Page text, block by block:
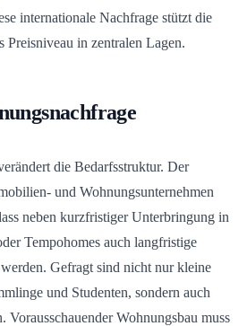
internationale Nachfrage stützt die
Preisniveau in zentralen Lagen.
die Bedarfsstruktur. Der
und Wohnungsunternehmen
neben kurzfristiger Unterbringung in
Tempohomes auch langfristige
Gefragt sind nicht nur kleine
und Studenten, sondern auch
Vorausschauender Wohnungsbau muss